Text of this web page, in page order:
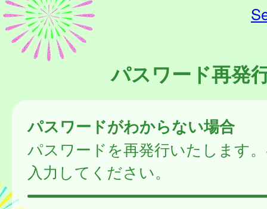
パスワード再発
パスワードがわからない場合
パスワードを再発行いたします
入力してください。